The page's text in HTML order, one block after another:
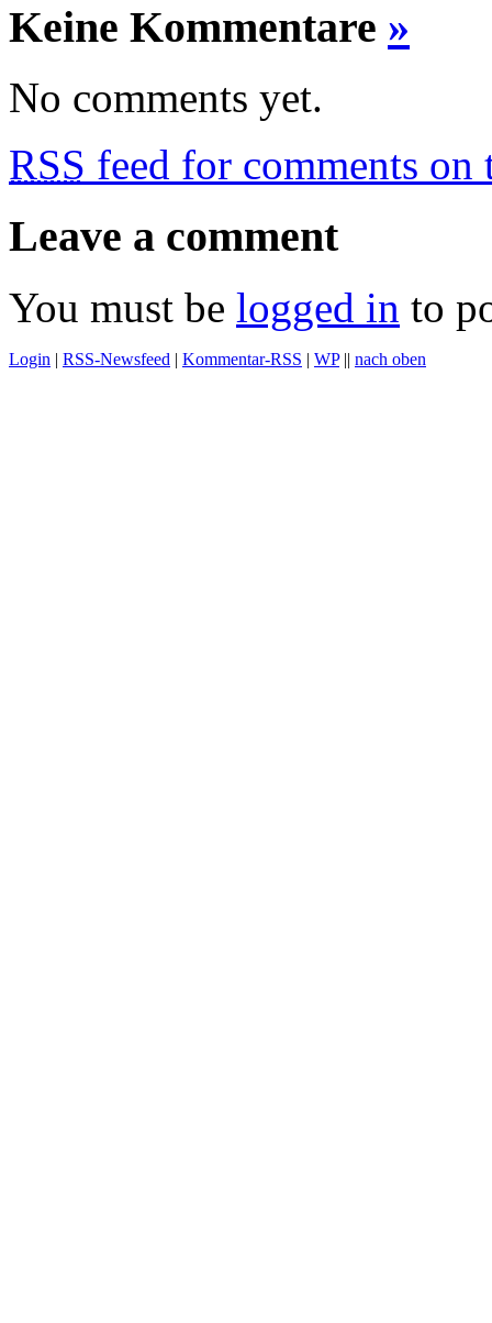
Keine Kommentare »
No comments yet.
RSS feed for comments on
Leave a comment
You must be logged in to
Login | RSS-Newsfeed | Kommentar-RSS | WP|| nach oben